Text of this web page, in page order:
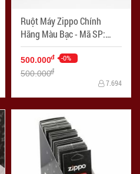
Ruột Máy Zippo Chính
Hãng Màu Bạc - Mã SP:
ZPC1312
500.000đ -0%
500.000đ
7.694